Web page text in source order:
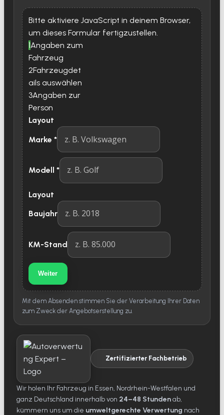
Bitte aktiviere JavaScript in deinem Browser,
um dieses Formular fertigzustellen.
1Angaben zum
Fahrzeug
2Fahrzeugdet
ails auswählen
3Angaben zur
Person
Layout
Marke *
Modell *
Layout
Baujahr
KM-Stand
Weiter
Mit dem Absenden stimmen Sie der Verarbeitung Ihrer Daten
zum Zweck der Angebotserstellung zu.
Zertifizierter Fachbetrieb
Wir holen Ihr Fahrzeug in Essen, Nordrhein-Westfalen und
ganz Deutschland innerhalb von 24–48 Stundenab,
kümmern uns um die umweltgerechte Verwertung nach